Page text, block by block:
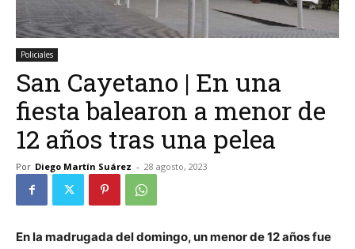
Policiales
San Cayetano | En una
fiesta balearon a menor de
12 años tras una pelea
Por Diego Martín Suárez - 28 agosto, 2023
En la madrugada del domingo, un menor de 12 años fue